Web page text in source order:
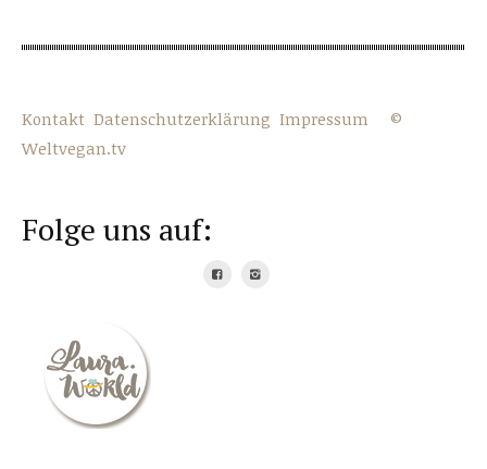
Kontakt Datenschutzerklärung Impressum
©
Weltvegan.tv
Folge uns auf: